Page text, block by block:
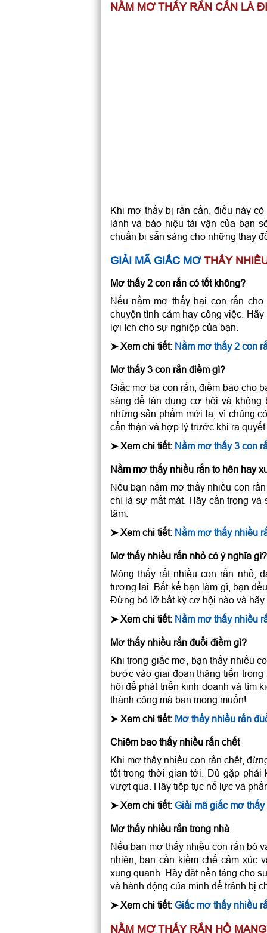
NẰM MƠ THẤY RẮN CẮN LÀ
Khi mơ thấy bị rắn cắn, điều này
lành và báo hiệu tài vận của bạn
chuẩn bị sẵn sàng cho những thay
GIẢI MÃ GIẤC MƠTHẤY
Mơ thấy 2 con rắn có tốt không?
Nếu nằm mơ thấy hai con rắn
chuyện tình cảm hay công việc.
lợi ích cho sự nghiệp của bạn.
➤Xem chi tiết: Nằm mơ thấy 2 con
Mơ thấy 3 con rắn điềm gì?
Giấc mơ ba con rắn, điềm báo cho
sàng để tận dụng cơ hội và
những sản phẩm mới lạ, vì chúng
cẩn thận và hợp lý trước khi ra quyết
➤Xem chi tiết: Nằm mơ thấy 3 con
Nằm mơ thấy nhiều rắn to hên hay
Nếu bạn nằm mơ thấy nhiều con
chí là sự mất mát. Hãy cẩn trọng
tâm.
➤Xem chi tiết: Nằm mơ thấy nhiều
Mơ thấy nhiều rắn nhỏ có ý nghĩa gì?
Mộng thấy rất nhiều con rắn nhỏ,
tương lai. Bất kể bạn làm gì, bạn
Đừng bỏ lỡ bất kỳ cơ hội nào và
➤Xem chi tiết: Nằm mơ thấy nhiều
Mơ thấy nhiều rắn đuổi điềm gì?
Khi trong giấc mơ, bạn thấy nhiều
bước vào giai đoạn thăng tiến
hội để phát triển kinh doanh và tìm
thành công mà bạn mong muốn!
➤Xem chi tiết: Mơ thấy nhiều rắn
Chiêm bao thấy nhiều rắn chết
Khi mơ thấy nhiều con rắn chết,
tốt trong thời gian tới. Dù gặp
vượt qua. Hãy tiếp tục nỗ lực và
➤Xem chi tiết: Giải mã giấc mơ
Mơ thấy nhiều rắn trong nhà
Nếu bạn mơ thấy nhiều con rắn bò
nhiên, bạn cần kiềm chế cảm xúc
xung quanh. Hãy đặt nền tảng cho
và hành động của mình để tránh bị
➤Xem chi tiết: Giấc mơ thấy nhiều
NẰM MƠ THẤY RẮN HỔ MANG